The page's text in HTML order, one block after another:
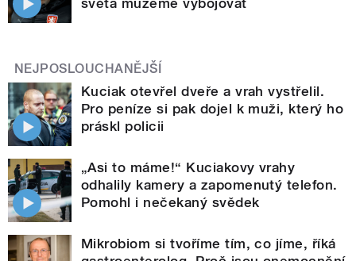
světa můžeme vybojovat
NEJPOSLOUCHANĚJŠÍ
Kuciak otevřel dveře a vrah vystřelil.
Pro peníze si pak dojel k muži, který ho
práskl policii
„Asi to máme!“ Kuciakovy vrahy
odhalily kamery a zapomenutý telefon.
Pomohl i nečekaný svědek
Mikrobiom si tvoříme tím, co jíme, říká